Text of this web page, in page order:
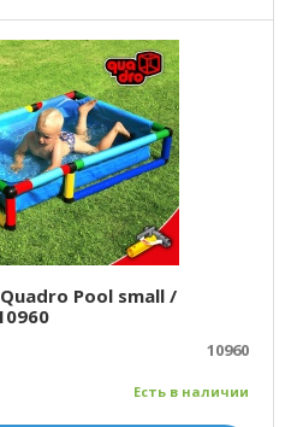
Pool small /
10960
Есть в наличии